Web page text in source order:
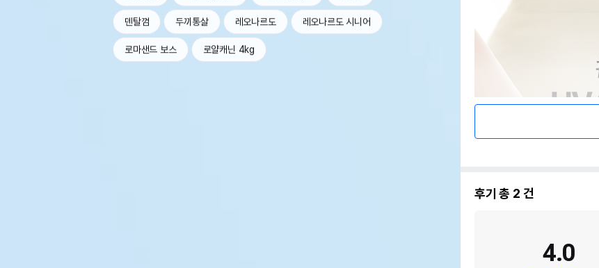
덴탈껌 두끼통살 레오나르도 레오나르도 시니어
로마샌드 보스 로얄캐닌 4kg
후기 총 2 건
4.0